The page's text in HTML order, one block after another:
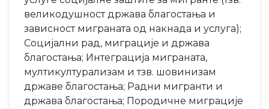
великодушност држава благостања и
зависност миграната од накнада и услуга);
Социјални рад, миграције и држава
благостања; Интеграција миграната,
мултикултурализам и тзв. шовинизам
државе благостања; Радни мигранти и
држава благостања; Породичне миграције